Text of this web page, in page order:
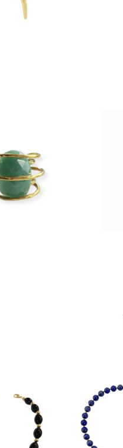
$3,290
anillos